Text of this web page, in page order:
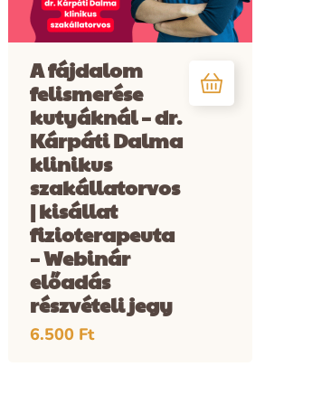
A fájdalom
felismerése
kutyáknál – dr.
Kárpáti Dalma
klinikus
szakállatorvos
| kisállat
fizioterapeuta
– Webinár
előadás
részvételi jegy
6.500 Ft